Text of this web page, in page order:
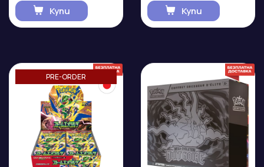
Купи Купи
PRE-ORDER